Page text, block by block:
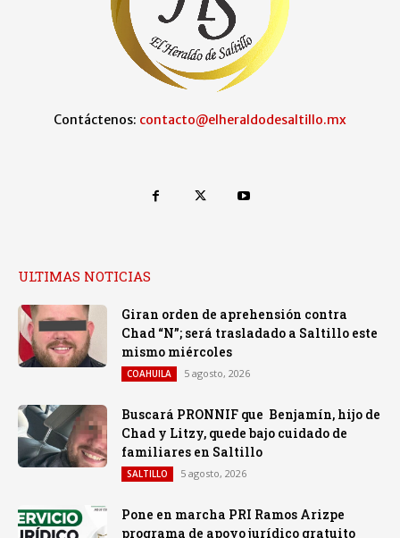
Contáctenos: contacto@elheraldodesaltillo.mx
ULTIMAS NOTICIAS
Giran orden de aprehensión contra
Chad “N”; será trasladado a Saltillo este
mismo miércoles
COAHUILA 5 agosto, 2026
Buscará PRONNIF que Benjamín, hijo de
Chad y Litzy, quede bajo cuidado de
familiares en Saltillo
SALTILLO 5 agosto, 2026
Pone en marcha PRI Ramos Arizpe
programa de apoyo jurídico gratuito